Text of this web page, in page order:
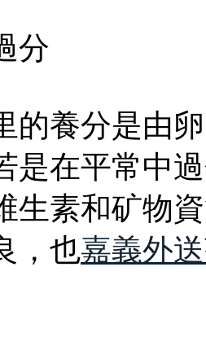
分
的養分是由
是在平常中
生素和矿物
，也嘉義外